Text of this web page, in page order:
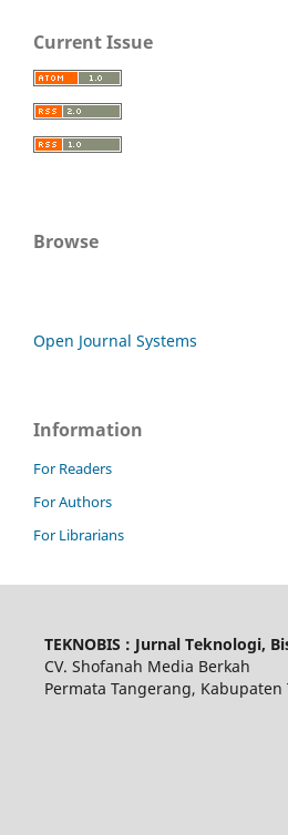
Current Issue
Browse
Open Journal Systems
Information
For Readers
For Authors
For Librarians
TEKNOBIS : Jurnal Teknologi,
CV. Shofanah Media Berkah
Permata Tangerang,